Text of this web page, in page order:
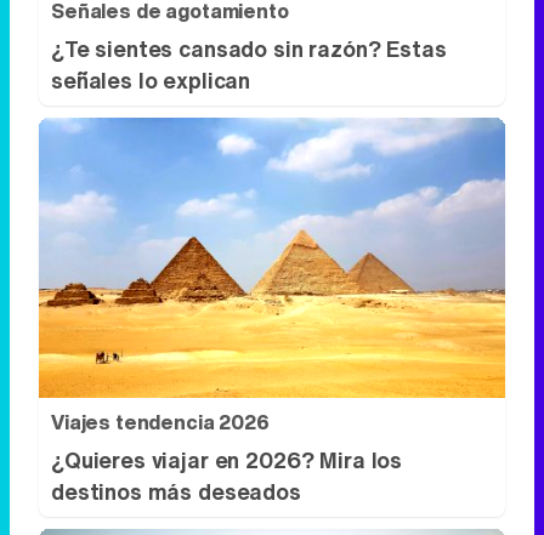
Señales de agotamiento
¿Te sientes cansado sin razón? Estas
señales lo explican
Viajes tendencia 2026
¿Quieres viajar en 2026? Mira los
destinos más deseados